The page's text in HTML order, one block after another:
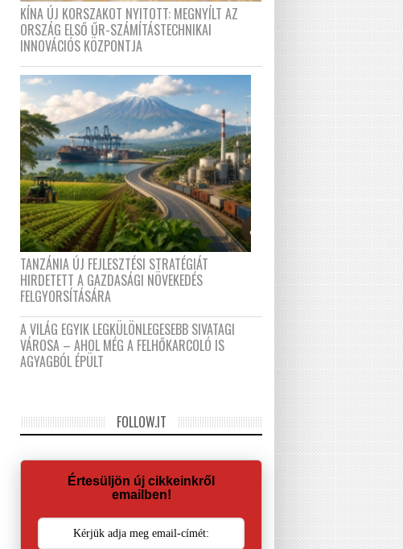
KÍNA ÚJ KORSZAKOT NYITOTT: MEGNYÍLT AZ
ORSZÁG ELSŐ ŰR-SZÁMÍTÁSTECHNIKAI
INNOVÁCIÓS KÖZPONTJA
TANZÁNIA ÚJ FEJLESZTÉSI STRATÉGIÁT
HIRDETETT A GAZDASÁGI NÖVEKEDÉS
FELGYORSÍTÁSÁRA
A VILÁG EGYIK LEGKÜLÖNLEGESEBB SIVATAGI
VÁROSA – AHOL MÉG A FELHŐKARCOLÓ IS
AGYAGBÓL ÉPÜLT
FOLLOW.IT
Értesüljön új cikkeinkről
emailben!